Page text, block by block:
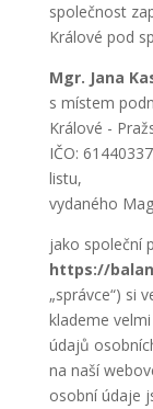
společnost
Králové pod
Mgr. Jana
s místem
Králové -
IČO:
listu,
vydaného
jako společní
https://
„správce“) si
klademe
údajů
na naší
osobní údaje